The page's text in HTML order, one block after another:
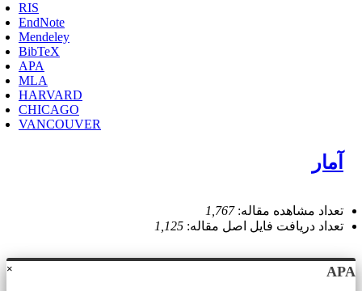
RIS
EndNote
Mendeley
BibTeX
APA
MLA
HARVARD
CHICAGO
VANCOUVER
آمار
تعداد مشاهده مقاله:1,767
تعداد دریافت فایل اصل مقاله: 1,125
× APA